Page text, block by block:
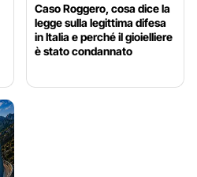
Caso Roggero, cosa dice la
legge sulla legittima difesa
in Italia e perché il gioielliere
è stato condannato